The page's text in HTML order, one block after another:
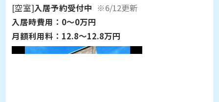
[空室]入居予約受付中 ※6/12更新
入居時費用： 0～0万円
月額利用料： 12.8～12.8万円